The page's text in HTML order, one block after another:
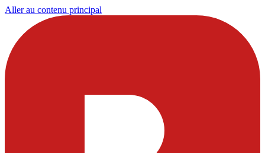
Aller au contenu principal